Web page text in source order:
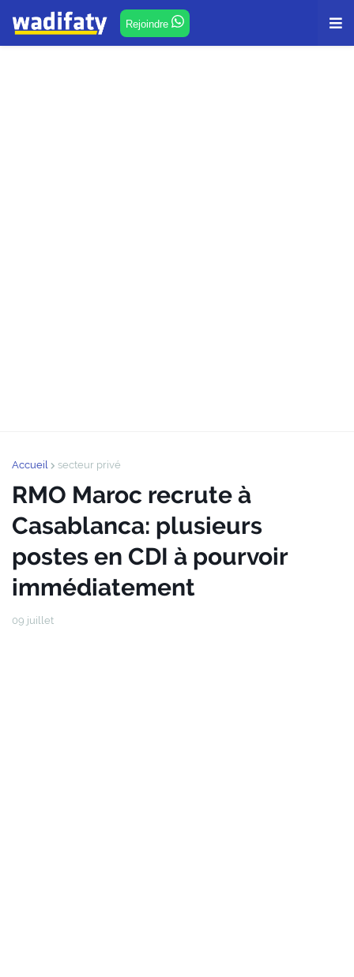
Rejoindre
Accueil secteur privé
RMO Maroc recrute à
Casablanca: plusieurs
postes en CDI à pourvoir
immédiatement
09 juillet